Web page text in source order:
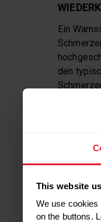
This website
We use
on the buttons.
Ein
den